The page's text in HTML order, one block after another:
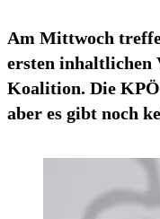
Am Mittwoch
ersten inhaltlichen
Koalition. Die
aber es gibt noch